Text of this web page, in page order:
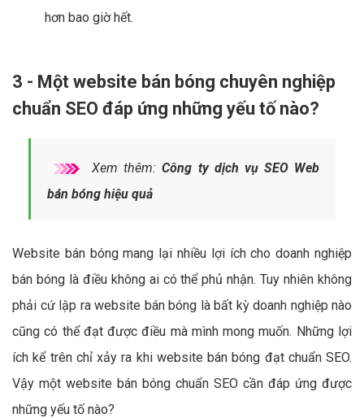
hơn bao giờ hết.
3 - Một website bán bóng chuyên nghiệp
chuẩn SEO đáp ứng những yếu tố nào?
Xem thêm:Công ty dịch vụ SEO Web
bán bóng hiệu quả
Website bán bóng mang lại nhiều lợi ích cho doanh nghiệp
bán bóng là điều không ai có thể phủ nhận. Tuy nhiên không
phải cứ lập ra website bán bóng là bất kỳ doanh nghiệp nào
cũng có thể đạt được điều mà mình mong muốn. Những lợi
ích kể trên chỉ xảy ra khi website bán bóng đạt chuẩn SEO.
Vậy một website bán bóng chuẩn SEO cần đáp ứng được
những yếu tố nào?